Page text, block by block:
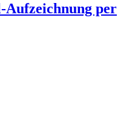
Aufzeichnung per